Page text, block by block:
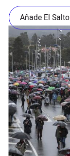
Añade El